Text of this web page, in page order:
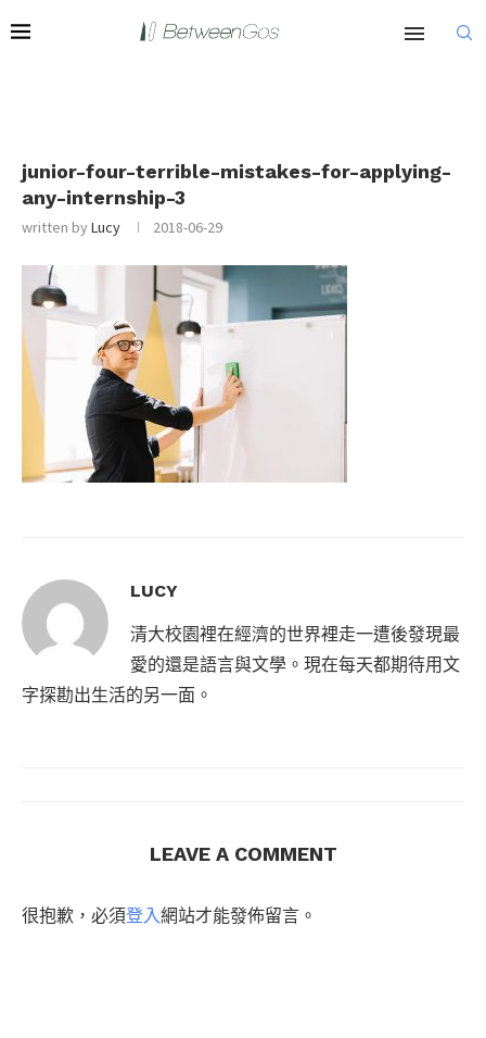
junior-four-terrible-mistakes-for-applying-
any-internship-3
written byLucy 2018-06-29
LUCY
清大校園裡在經濟的世界裡走一遭後發現最
愛的還是語言與文學。現在每天都期待用文
字探勘出生活的另一面。
LEAVE A COMMENT
很抱歉，必須登入網站才能發佈留言。